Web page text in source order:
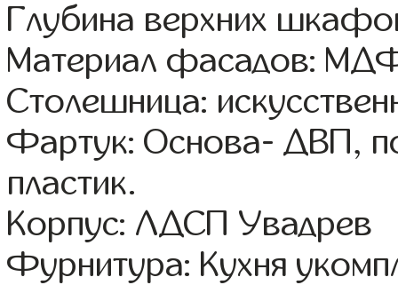
Глубина верхних
Материал фасадов:
Столешница:
Фартук: Основа- ДВП,
пластик.
Корпус: ЛДСП Увадрев
Фурнитура: Кухня